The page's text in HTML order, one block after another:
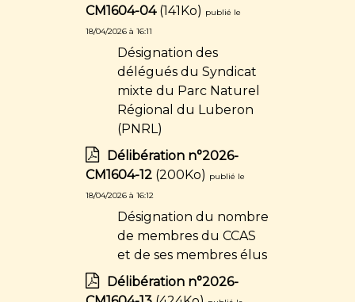
CM1604-04(141Ko) publié le
18/04/2026 à 16:11
Désignation des
délégués du Syndicat
mixte du Parc Naturel
Régional du Luberon
(PNRL)
Délibération n°2026-
CM1604-12(200Ko) publié le
18/04/2026 à 16:12
Désignation du nombre
de membres du CCAS
et de ses membres élus
Délibération n°2026-